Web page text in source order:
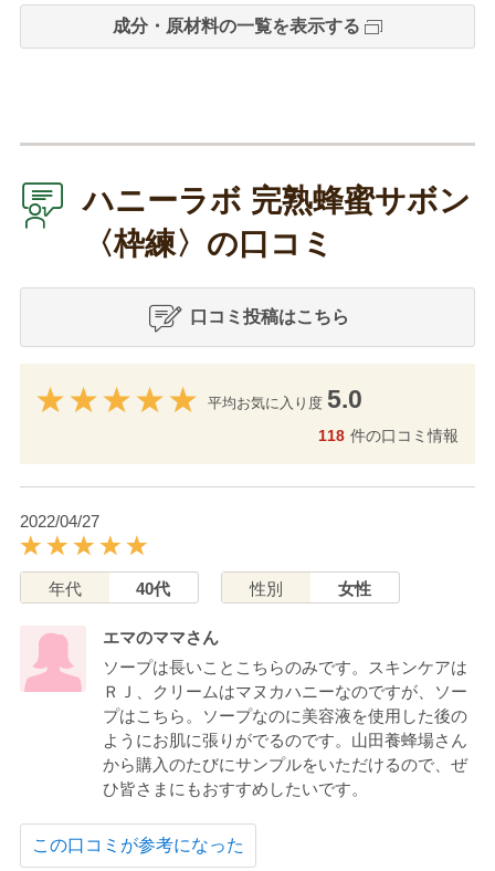
成分・原材料の一覧を表示する
ハニーラボ 完熟蜂蜜サボン
〈枠練〉の口コミ
口コミ投稿はこちら
平均お気に入り度 5.0
118 件の口コミ情報
2022/04/27
年代 40代 性別 女性
エマのママさん
ソープは長いことこちらのみです。スキンケアは
ＲＪ、クリームはマヌカハニーなのですが、ソー
プはこちら。ソープなのに美容液を使用した後の
ようにお肌に張りがでるのです。山田養蜂場さん
から購入のたびにサンプルをいただけるので、ぜ
ひ皆さまにもおすすめしたいです。
この口コミが参考になった